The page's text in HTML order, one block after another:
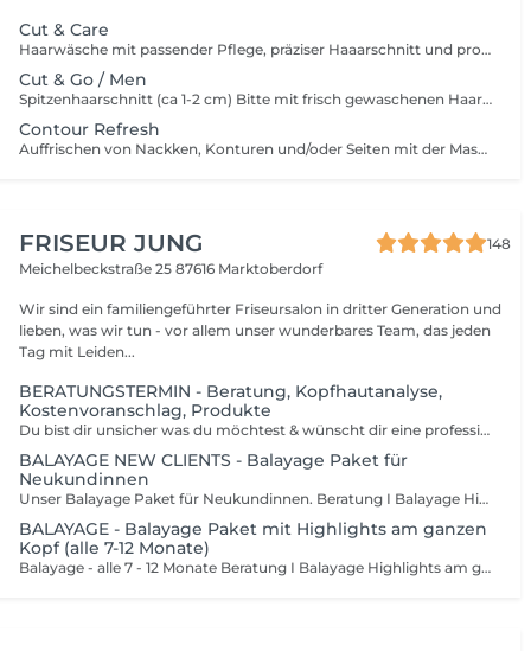
Cut & Care
Haarwäsche mit passender Pflege, präziser Haaarschnitt und professionelles Styling
Cut & Go / Men
Spitzenhaarschnitt (ca 1-2 cm) Bitte mit frisch gewaschenen Haaren erscheinen, da ohne Haarwäsche, Pflege und Styling. Nicht für Neuhaarschnitte oder Typveränderungen geeignet.
Contour Refresh
Auffrischen von Nackken, Konturen und/oder Seiten mit der Maschine zwischen den Haarschnitten
FRISEUR JUNG
148
Meichelbeckstraße 2587616 Marktoberdorf
Wir sind ein familiengeführter Friseursalon in dritter Generation und
lieben, was wir tun - vor allem unser wunderbares Team, das jeden
Tag mit Leiden...
BERATUNGSTERMIN - Beratung, Kopfhautanalyse,
Kostenvoranschlag, Produkte
Du bist dir unsicher was du möchtest & wünscht dir eine professionelle Beratung, dann buch dir gerne diesen Beratungstermin. Wir nehmen uns Zeit für dich und besprechen deine Wünsche & Möglichkeiten. Wir freuen uns auf dich! Perfekte & Professionelle Beratung I Kopfhautanalyse I Kostenvoranschlag I Produktempfehlung
BALAYAGE NEW CLIENTS - Balayage Paket für
Neukundinnen
Unser Balayage Paket für Neukundinnen. Beratung I Balayage Highlights am ganzen Kopf I Lowlights I Gloss I Wellaplex I Intensivpflege I Schnitt & Styling
BALAYAGE - Balayage Paket mit Highlights am ganzen
Kopf (alle 7-12 Monate)
Balayage - alle 7 - 12 Monate Beratung I Balayage Highlights am ganzen Kopf I Lowlights I Wellaplex I Rootshadow I Gloss I Intensivpflege I Schnitt & Styling